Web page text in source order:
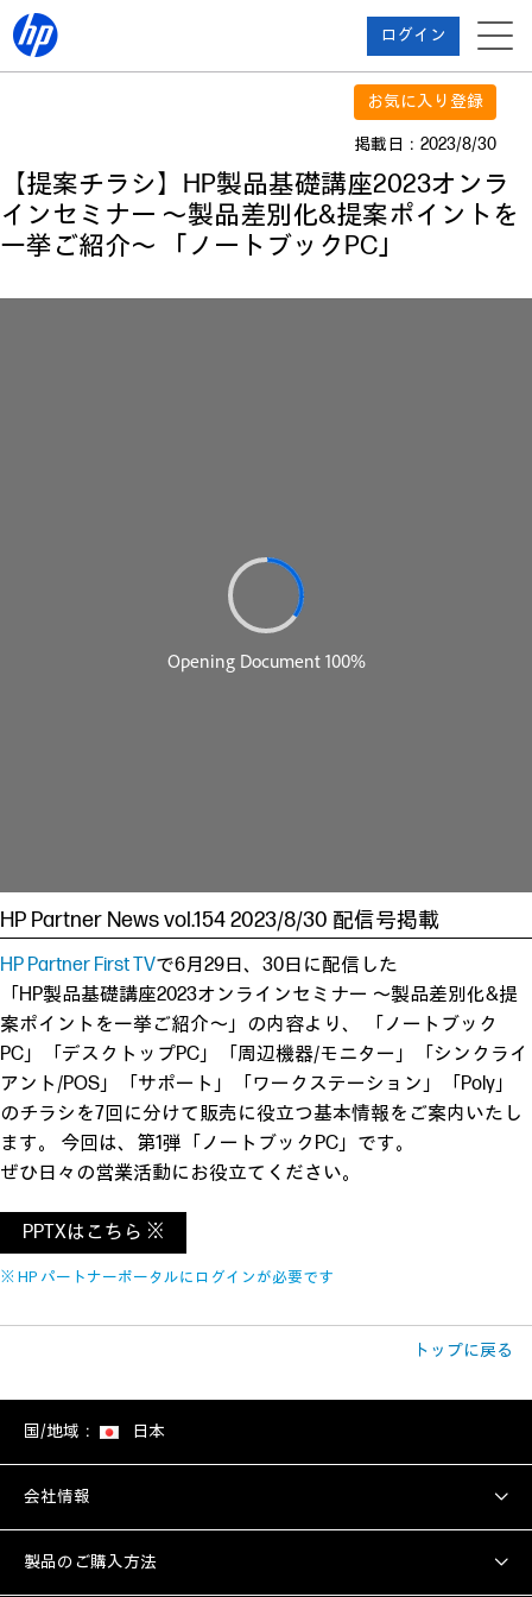
ログイン
お気に入り登録
掲載日：2023/8/30
【提案チラシ】HP製品基礎講座2023オンラ
インセミナー ～製品差別化&提案ポイントを
一挙ご紹介～ 「ノートブックPC」
HP Partner News vol.154 2023/8/30 配信号掲載
HP Partner First TVで6月29日、30日に配信した
「HP製品基礎講座2023オンラインセミナー ～製品差別化&提
案ポイントを一挙ご紹介～」の内容より、 「ノートブック
PC」「デスクトップPC」「周辺機器/モニター」「シンクライ
アント/POS」「サポート」「ワークステーション」「Poly」
のチラシを7回に分けて販売に役立つ基本情報をご案内いたし
ます。 今回は、第1弾「ノートブックPC」です。
ぜひ日々の営業活動にお役立てください。
PPTXはこちら ※
※ HP パートナーポータルにログインが必要です
トップに戻る
国/地域： 日本
会社情報
製品のご購入方法